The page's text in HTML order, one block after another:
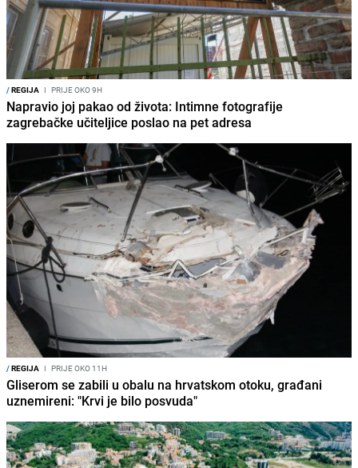
/REGIJA I PRIJE OKO 9H
Napravio joj pakao od života: Intimne fotografije
zagrebačke učiteljice poslao na pet adresa
/REGIJA I PRIJE OKO 11H
Gliserom se zabili u obalu na hrvatskom otoku, građani
uznemireni: "Krvi je bilo posvuda"